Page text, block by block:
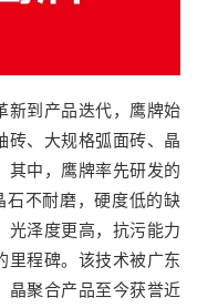
新到产品迭代，鹰牌始
砖、大规格弧面砖、晶
其中，鹰牌率先研发的
石不耐磨，硬度低的缺
光泽度更高，抗污能力
里程碑。该技术被广东
晶聚合产品至今获誉近